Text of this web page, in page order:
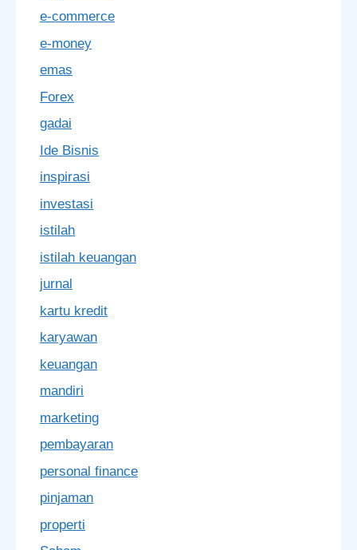
e-commerce
e-money
emas
Forex
gadai
Ide Bisnis
inspirasi
investasi
istilah
istilah keuangan
jurnal
kartu kredit
karyawan
keuangan
mandiri
marketing
pembayaran
personal finance
pinjaman
properti